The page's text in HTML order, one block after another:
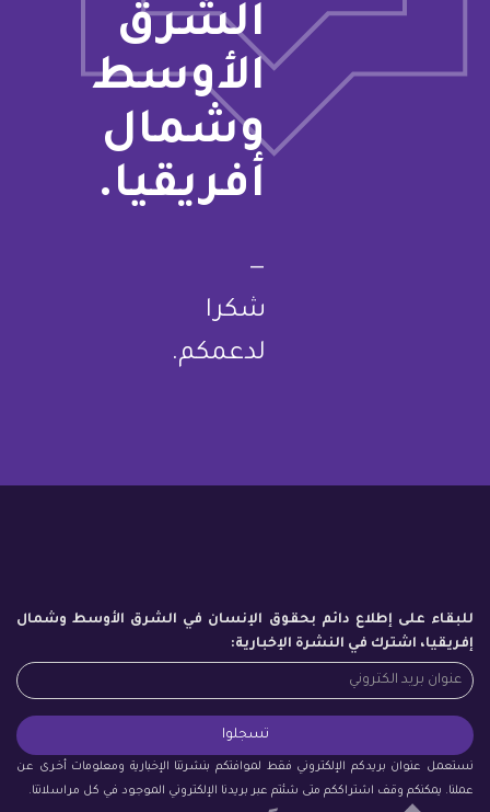
الشرق
الأوسط
وشمال
أفريقيا.
—
شكرا
لدعمكم.
للبقاء على إطلاع دائم بحقوق الإنسان في الشرق الأوسط وشمال
إفريقيا، اشترك في النشرة الإخبارية:
نستعمل عنوان بريدكم الإلكتروني فقط لموافتكم بنشرتنا الإخبارية ومعلومات أخرى عن
عملنا. يمكنكم وقف اشتراككم متى شئتم عبر بريدنا الإلكتروني الموجود في كل مراسلاتنا.